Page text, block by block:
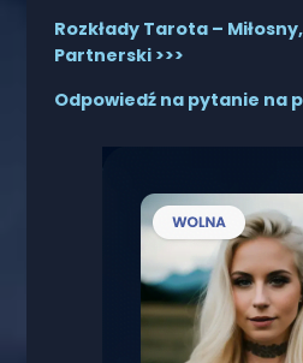
Rozkłady Tarota –
Partnerski >>>
Odpowiedź na pytanie na